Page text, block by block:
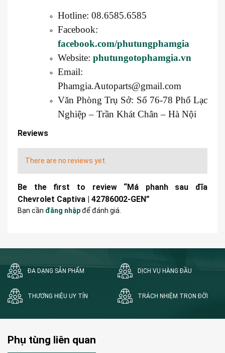
Hotline: 08.6585.6585
Facebook:
facebook.com/phutungphamgia
Website: phutungotophamgia.vn
Email:
Phamgia.Autoparts@gmail.com
Văn Phòng Trụ Sở: Số 76-78 Phố Lạc
Nghiệp – Trần Khát Chân – Hà Nội
Reviews
There are no reviews yet.
Be the first to review “Má phanh sau đĩa
Chevrolet Captiva | 42786002-GEN”
Bạn cần đăng nhậpđể đánh giá.
ĐA DẠNG SẢN PHẨM DỊCH VỤ HÀNG ĐẦU
THƯƠNG HIỆU UY TÍN TRÁCH NHIỆM TRỌN ĐỜI
Phụ tùng liên quan